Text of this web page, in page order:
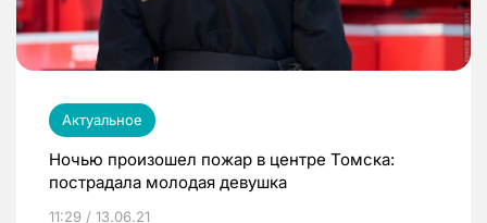
Актуальное
Ночью произошел пожар в центре Томска:
пострадала молодая девушка
11:29 / 13.06.21